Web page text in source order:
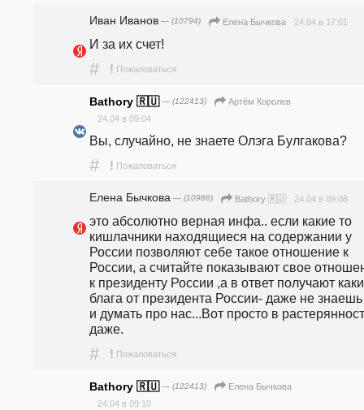
Иван Иванов — (10794) Елена Бычкова 24.04 в 17:01
И за их счет!
# ! Пожаловаться
Bathory 🇷🇺— (122413)
Артём Королев
24.04 в 09:04
Вы, случайно, не знаете Олэга Булгакова?
# ! Пожаловаться
Елена Бычкова — (10986) Bathory 🇷🇺 24.04 в 09:08
это абсолютно верная инфа.. если какие то
кишлачники находящиеся на содержании у
России позволяют себе такое отношение к
России, а считайте показывают свое
к президенту России ,а в ответ получают
блага от президента России- даже не знаешь
и думать про нас...Вот просто в
даже.
# ! Пожаловаться
Bathory 🇷🇺— (122413)
Елена Бычкова
24.04 в 09:10